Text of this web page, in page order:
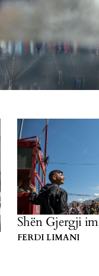
Shën Gjergji
FERDI LIMANI